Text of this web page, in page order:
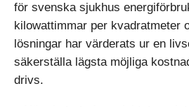
för svenska sjukhus
kilowattimmar per kvadratmeter
lösningar har värderats ur en
säkerställa lägsta möjliga
drivs.